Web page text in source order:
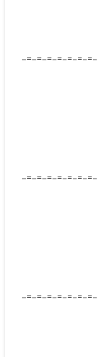
-=-=-=-=-=-=-
-=-=-=-=-=-=-
-=-=-=-=-=-=-